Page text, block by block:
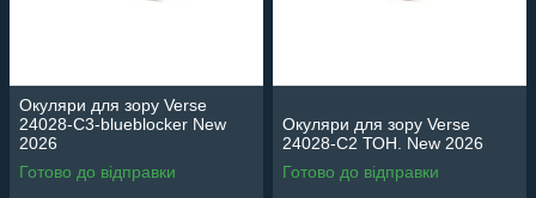
Окуляри для зору Verse
24028-C3-blueblocker New
2026
Готово до відправки
Окуляри для зору Verse
24028-C2 ТОН. New 2026
Готово до відправки